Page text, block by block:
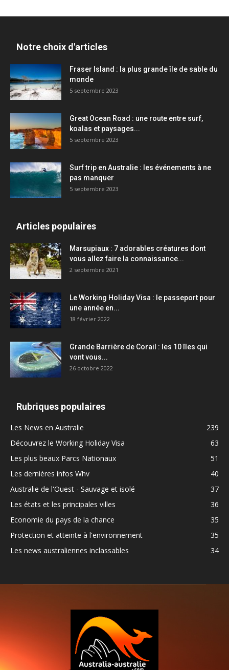
Notre choix d'articles
Fraser Island : la plus grande île de sable du
monde
5 septembre 2023
Great Ocean Road : une route entre surf,
koalas et paysages...
5 septembre 2023
Surf trip en Australie : les événements à ne
pas manquer
5 septembre 2023
Articles populaires
Marsupiaux : 7 adorables créatures dont
vous allez faire la connaissance...
2 septembre 2021
Le Working Holiday Visa : le passeport pour
une année en...
18 février 2022
Grande Barrière de Corail : les 10 îles qui
vont vous...
26 octobre 2022
Rubriques populaires
Les News en Australie
239
Découvrez le Working Holiday Visa
63
Les plus beaux Parcs Nationaux
51
Les dernières infos Whv
40
Australie de l'Ouest - Sauvage et isolé
37
Les états et les principales villes
36
Economie du pays de la chance
35
Protection et atteinte à l'environnement
35
Les news australiennes inclassables
34